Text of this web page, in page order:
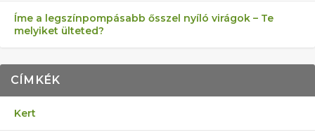
Íme a legszínpompásabb ősszel nyíló virágok – Te
melyiket ülteted?
CÍMKÉK
Kert